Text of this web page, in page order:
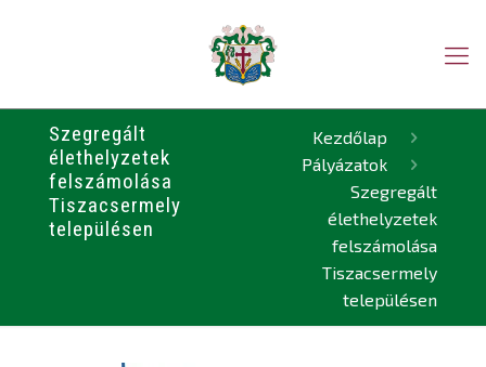
Szegregált
élethelyzetek
felszámolása
Tiszacsermely
településen
Kezdőlap
Pályázatok
Szegregált
élethelyzetek
felszámolása
Tiszacsermely
településen